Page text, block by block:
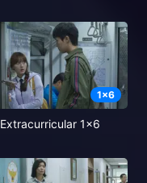
1x6
Extracurricular 1x6